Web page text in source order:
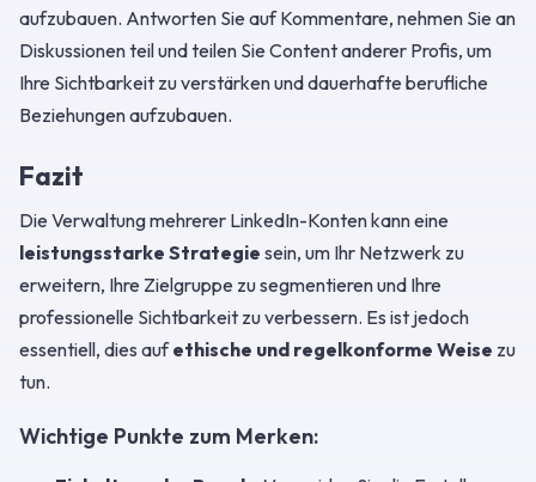
aufzubauen. Antworten Sie auf Kommentare, nehmen Sie an
Diskussionen teil und teilen Sie Content anderer Profis, um
Ihre Sichtbarkeit zu verstärken und dauerhafte berufliche
Beziehungen aufzubauen.
Fazit
Die Verwaltung mehrerer LinkedIn-Konten kann eine
leistungsstarke Strategie sein, um Ihr Netzwerk zu
erweitern, Ihre Zielgruppe zu segmentieren und Ihre
professionelle Sichtbarkeit zu verbessern. Es ist jedoch
essentiell, dies aufethische und regelkonforme Weise zu
tun.
Wichtige Punkte zum Merken: